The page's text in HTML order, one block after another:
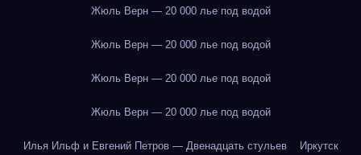
Жюль Верн — 20 000 лье под водой
Жюль Верн — 20 000 лье под водой
Жюль Верн — 20 000 лье под водой
Жюль Верн — 20 000 лье под водой
Илья Ильф и Евгений Петров — Двенадцать стульев Иркутск